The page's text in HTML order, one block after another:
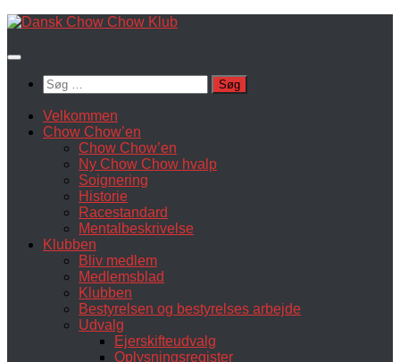
Skip
content
Søg
efter:
Velkommen
Chow Chow’en
Chow Chow’en
Ny Chow Chow hvalp
Soignering
Historie
Racestandard
Mentalbeskrivelse
Klubben
Bliv medlem
Medlemsblad
Klubben
Bestyrelsen og bestyrelses arbejde
Udvalg
Ejerskifteudvalg
Oplysningsregister